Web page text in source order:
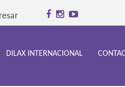
DILAX INTERNACIONAL